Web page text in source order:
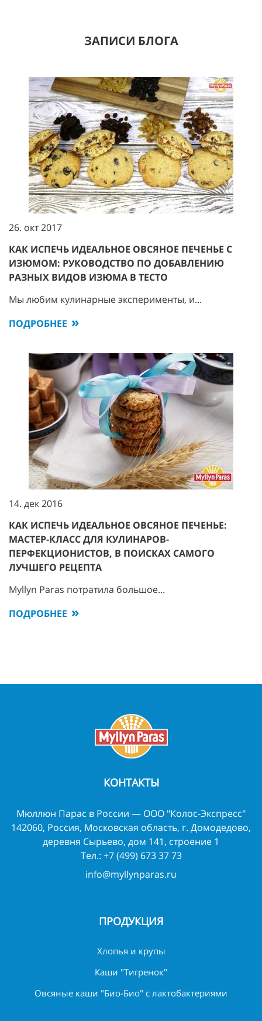
ЗАПИСИ БЛОГА
26. окт 2017
КАК ИСПЕЧЬ ИДЕАЛЬНОЕ ОВСЯНОЕ ПЕЧЕНЬЕ С
ИЗЮМОМ: РУКОВОДСТВО ПО ДОБАВЛЕНИЮ
РАЗНЫХ ВИДОВ ИЗЮМА В ТЕСТО
Мы любим кулинарные эксперименты, и...
ПОДРОБНЕЕ
14. дек 2016
КАК ИСПЕЧЬ ИДЕАЛЬНОЕ ОВСЯНОЕ ПЕЧЕНЬЕ:
МАСТЕР-КЛАСС ДЛЯ КУЛИНАРОВ-
ПЕРФЕКЦИОНИСТОВ, В ПОИСКАХ САМОГО
ЛУЧШЕГО РЕЦЕПТА
Myllyn Paras потратила большое...
ПОДРОБНЕЕ
КОНТАКТЫ
Мюллюн Парас в России — ООО "Колос-Экспресс"
142060, Россия, Московская область, г. Домодедово,
деревня Сырьево, дом 141, строение 1
Тел.: +7 (499) 673 37 73
info@myllynparas.ru
ПРОДУКЦИЯ
Хлопья и крупы
Каши "Тигренок"
Овсяные каши "Био-Био" с лактобактериями